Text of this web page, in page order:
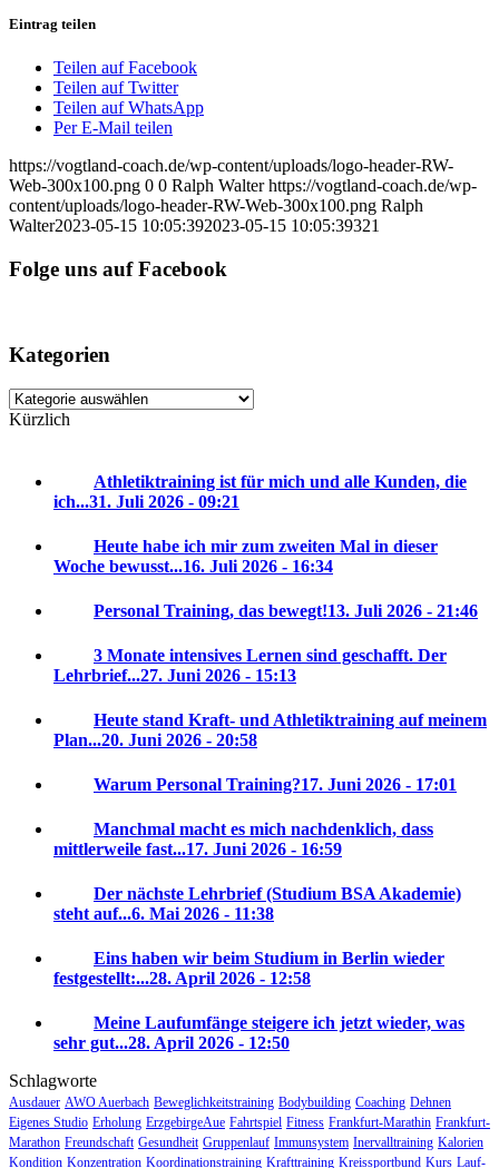
Eintrag teilen
Teilen auf Facebook
Teilen auf Twitter
Teilen auf WhatsApp
Per E-Mail teilen
https://vogtland-coach.de/wp-content/uploads/logo-header-RW-
Web-300x100.png 0 0 Ralph Walter https://vogtland-coach.de/wp-
content/uploads/logo-header-RW-Web-300x100.png Ralph
Walter2023-05-15 10:05:392023-05-15 10:05:39321
Folge uns auf Facebook
Kategorien
Kategorien
Kürzlich
Athletiktraining ist für mich und alle Kunden, die
ich...31. Juli 2026 - 09:21
Heute habe ich mir zum zweiten Mal in dieser
Woche bewusst...16. Juli 2026 - 16:34
Personal Training, das bewegt!13. Juli 2026 - 21:46
3 Monate intensives Lernen sind geschafft. Der
Lehrbrief...27. Juni 2026 - 15:13
Heute stand Kraft- und Athletiktraining auf meinem
Plan...20. Juni 2026 - 20:58
Warum Personal Training?17. Juni 2026 - 17:01
Manchmal macht es mich nachdenklich, dass
mittlerweile fast...17. Juni 2026 - 16:59
Der nächste Lehrbrief (Studium BSA Akademie)
steht auf...6. Mai 2026 - 11:38
Eins haben wir beim Studium in Berlin wieder
festgestellt:...28. April 2026 - 12:58
Meine Laufumfänge steigere ich jetzt wieder, was
sehr gut...28. April 2026 - 12:50
Schlagworte
Ausdauer AWO Auerbach Beweglichkeitstraining Bodybuilding Coaching Dehnen
Eigenes Studio Erholung ErzgebirgeAue Fahrtspiel Fitness Frankfurt-Marathin Frankfurt-
Marathon Freundschaft Gesundheit Gruppenlauf Immunsystem Inervalltraining Kalorien
Kondition Konzentration Koordinationstraining Krafttraining Kreissportbund Kurs Lauf-